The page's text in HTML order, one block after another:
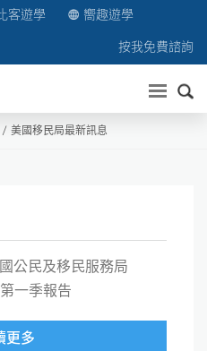
客遊學
嚮趣遊學
按我免費諮詢
送出
美國移民局最新訊息
公民及移民服務局
一季報告
更多